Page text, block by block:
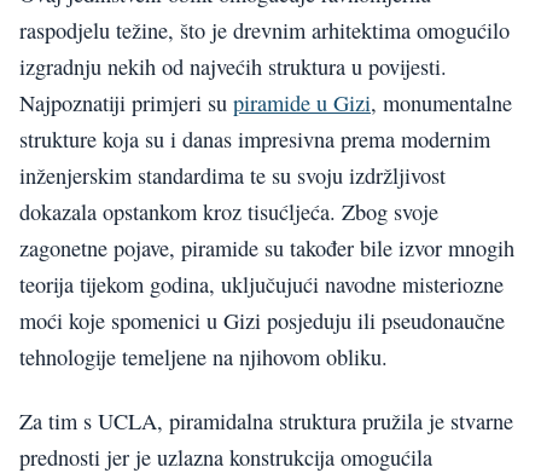
raspodjelu težine, što je drevnim arhitektima omogućilo
izgradnju nekih od najvećih struktura u povijesti.
Najpoznatiji primjeri su piramide u Gizi, monumentalne
strukture koja su i danas impresivna prema modernim
inženjerskim standardima te su svoju izdržljivost
dokazala opstankom kroz tisućljeća. Zbog svoje
zagonetne pojave, piramide su također bile izvor mnogih
teorija tijekom godina, uključujući navodne misteriozne
moći koje spomenici u Gizi posjeduju ili pseudonaučne
tehnologije temeljene na njihovom obliku.
Za tim s UCLA, piramidalna struktura pružila je stvarne
prednosti jer je uzlazna konstrukcija omogućila